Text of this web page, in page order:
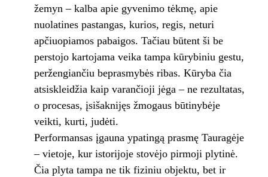
žemyn – kalba apie gyvenimo tėkmę, apie
nuolatines pastangas, kurios, regis, neturi
apčiuopiamos pabaigos. Tačiau būtent ši be
perstojo kartojama veika tampa kūrybiniu gestu,
peržengiančiu beprasmybės ribas. Kūryba čia
atsiskleidžia kaip varančioji jėga – ne rezultatas,
o procesas, įsišaknijęs žmogaus būtinybėje
veikti, kurti, judėti.
Performansas įgauna ypatingą prasmę Tauragėje
– vietoje, kur istorijoje stovėjo pirmoji plytinė.
Čia plyta tampa ne tik fiziniu objektu, bet ir